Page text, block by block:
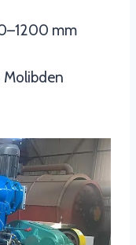
mm
Molibden